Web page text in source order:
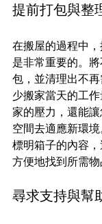
提前打包與整
在搬屋的過程中
是非常重要的。
包，並清理出不
少搬家當天的工
家的壓力，還能
空間去適應新環
標明箱子的內容
方便地找到所需物
尋求支持與幫